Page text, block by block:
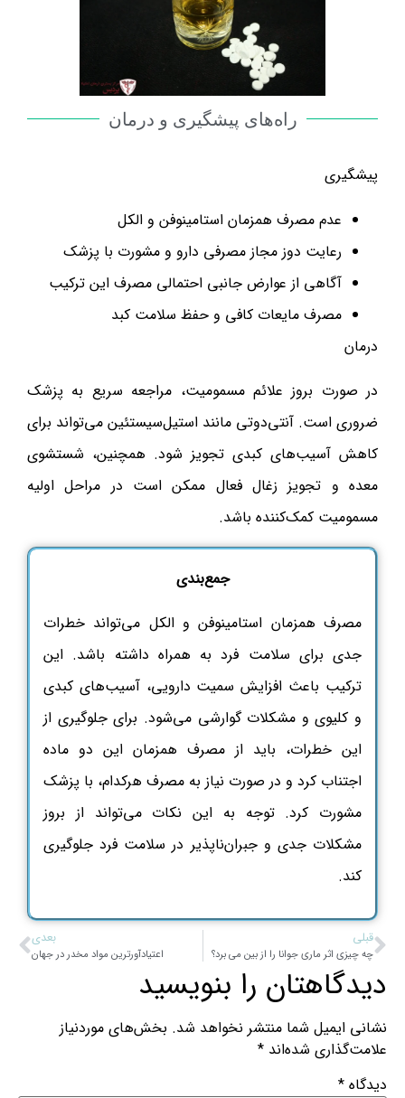
راه‌های پیشگیری و درمان
پیشگیری
عدم مصرف همزمان استامینوفن و الکل
رعایت دوز مجاز مصرفی دارو و مشورت با پزشک
آگاهی از عوارض جانبی احتمالی مصرف این ترکیب
مصرف مایعات کافی و حفظ سلامت کبد
درمان
در صورت بروز علائم مسمومیت، مراجعه سریع به پزشک
ضروری است. آنتی‌دوتی مانند استیل‌سیستئین می‌تواند برای
کاهش آسیب‌های کبدی تجویز شود. همچنین، شستشوی
معده و تجویز زغال فعال ممکن است در مراحل اولیه
مسمومیت کمک‌کننده باشد.
جمع‌بندی
مصرف همزمان استامینوفن و الکل می‌تواند خطرات
جدی برای سلامت فرد به همراه داشته باشد. این
ترکیب باعث افزایش سمیت دارویی، آسیب‌های کبدی
و کلیوی و مشکلات گوارشی می‌شود. برای جلوگیری از
این خطرات، باید از مصرف همزمان این دو ماده
اجتناب کرد و در صورت نیاز به مصرف هرکدام، با پزشک
مشورت کرد. توجه به این نکات می‌تواند از بروز
مشکلات جدی و جبران‌ناپذیر در سلامت فرد جلوگیری
کند.
قبلی
چه چیزی اثر ماری جوانا را از بین می برد؟
بعدی
اعتیادآورترین مواد مخدر در جهان
دیدگاهتان را بنویسید
نشانی ایمیل شما منتشر نخواهد شد. بخش‌های موردنیاز
علامت‌گذاری شده‌اند *
دیدگاه *